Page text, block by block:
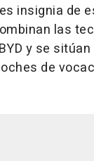
insignia de
las
y se
de